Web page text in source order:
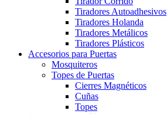
Tiradores Autoadhesivos
Tiradores Holanda
Tiradores Metálicos
Tiradores Plásticos
Accesorios para Puertas
Mosquiteros
Topes de Puertas
Cierres Magnéticos
Cuñas
Topes